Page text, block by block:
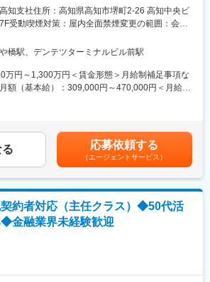
ジが叶っています。
の定める業務（会社が出向を指示した場合は出
となります）
。ブロック内では原則として、本拠地とそれ以
店を交互に勤務します。異動は概ね５年サイク
最初の配属支店は、ご本人の希望を踏まえ決定
は約360万企業といわれており、そのうち約
を補完する立場から、業務に臨むことが出来ま
ャリアアップや、別部署での職務を経験するこ
リアを重ねていくことができます。
たお客さま支援がしたいと考えたことが転職を
す。小規模事業者や創業者への支援を通じて、
することができます。また、柔軟な働き方を推
しており、仕事とプライベートの両立が可能で
の販売代理店や提携金融機関がお客様により良い
よう、販売促進や経営課題解決のためのコンサ
行います。
種研修、販売方法指導
援システム
成AIを活用した業務支援ツール「Aflac Assist」が
ます。
内での事例共有など
ーティング
商談（1）
知支社住所：高知県高知市堺町2-26 高知中央ビ
受動喫煙対策：屋内全面禁煙変更の範囲：会社
リモートワーク含む）
橋駅、デンテツターミナルビル前駅
万円～1,300万円＜賃金形態＞月給制補足事項な
額（基本給）：309,000円～470,000円＜月給＞
う場合、別途転勤手当（4万円～6万円/月）と住
円/月までの9割会社負担）の支給がございます。
目安の金額であり、選考を通じて上下する可能
給(月額)は固定手当を含めた表記です。
応募依頼する
（エージェントサービス）
契約者対応（主任クラス）◆50代活
金融業界未経験歓迎